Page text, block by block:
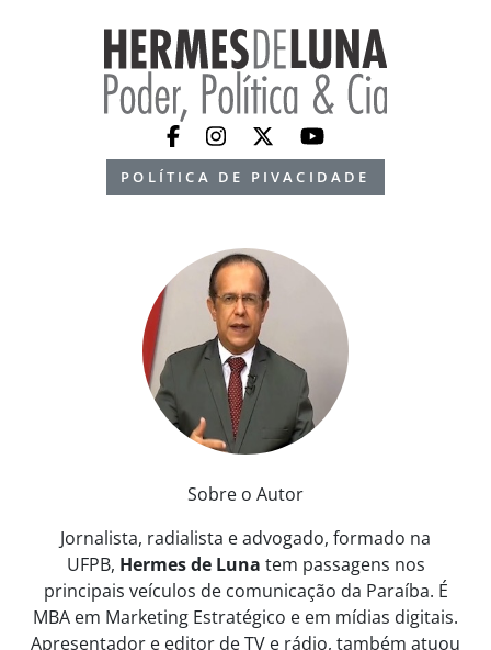
POLÍTICA DE PIVACIDADE
Sobre o Autor
Jornalista, radialista e advogado, formado na
UFPB, Hermes de Luna tem passagens nos
principais veículos de comunicação da Paraíba. É
MBA em Marketing Estratégico e em mídias digitais.
Apresentador e editor de TV e rádio, também atuou